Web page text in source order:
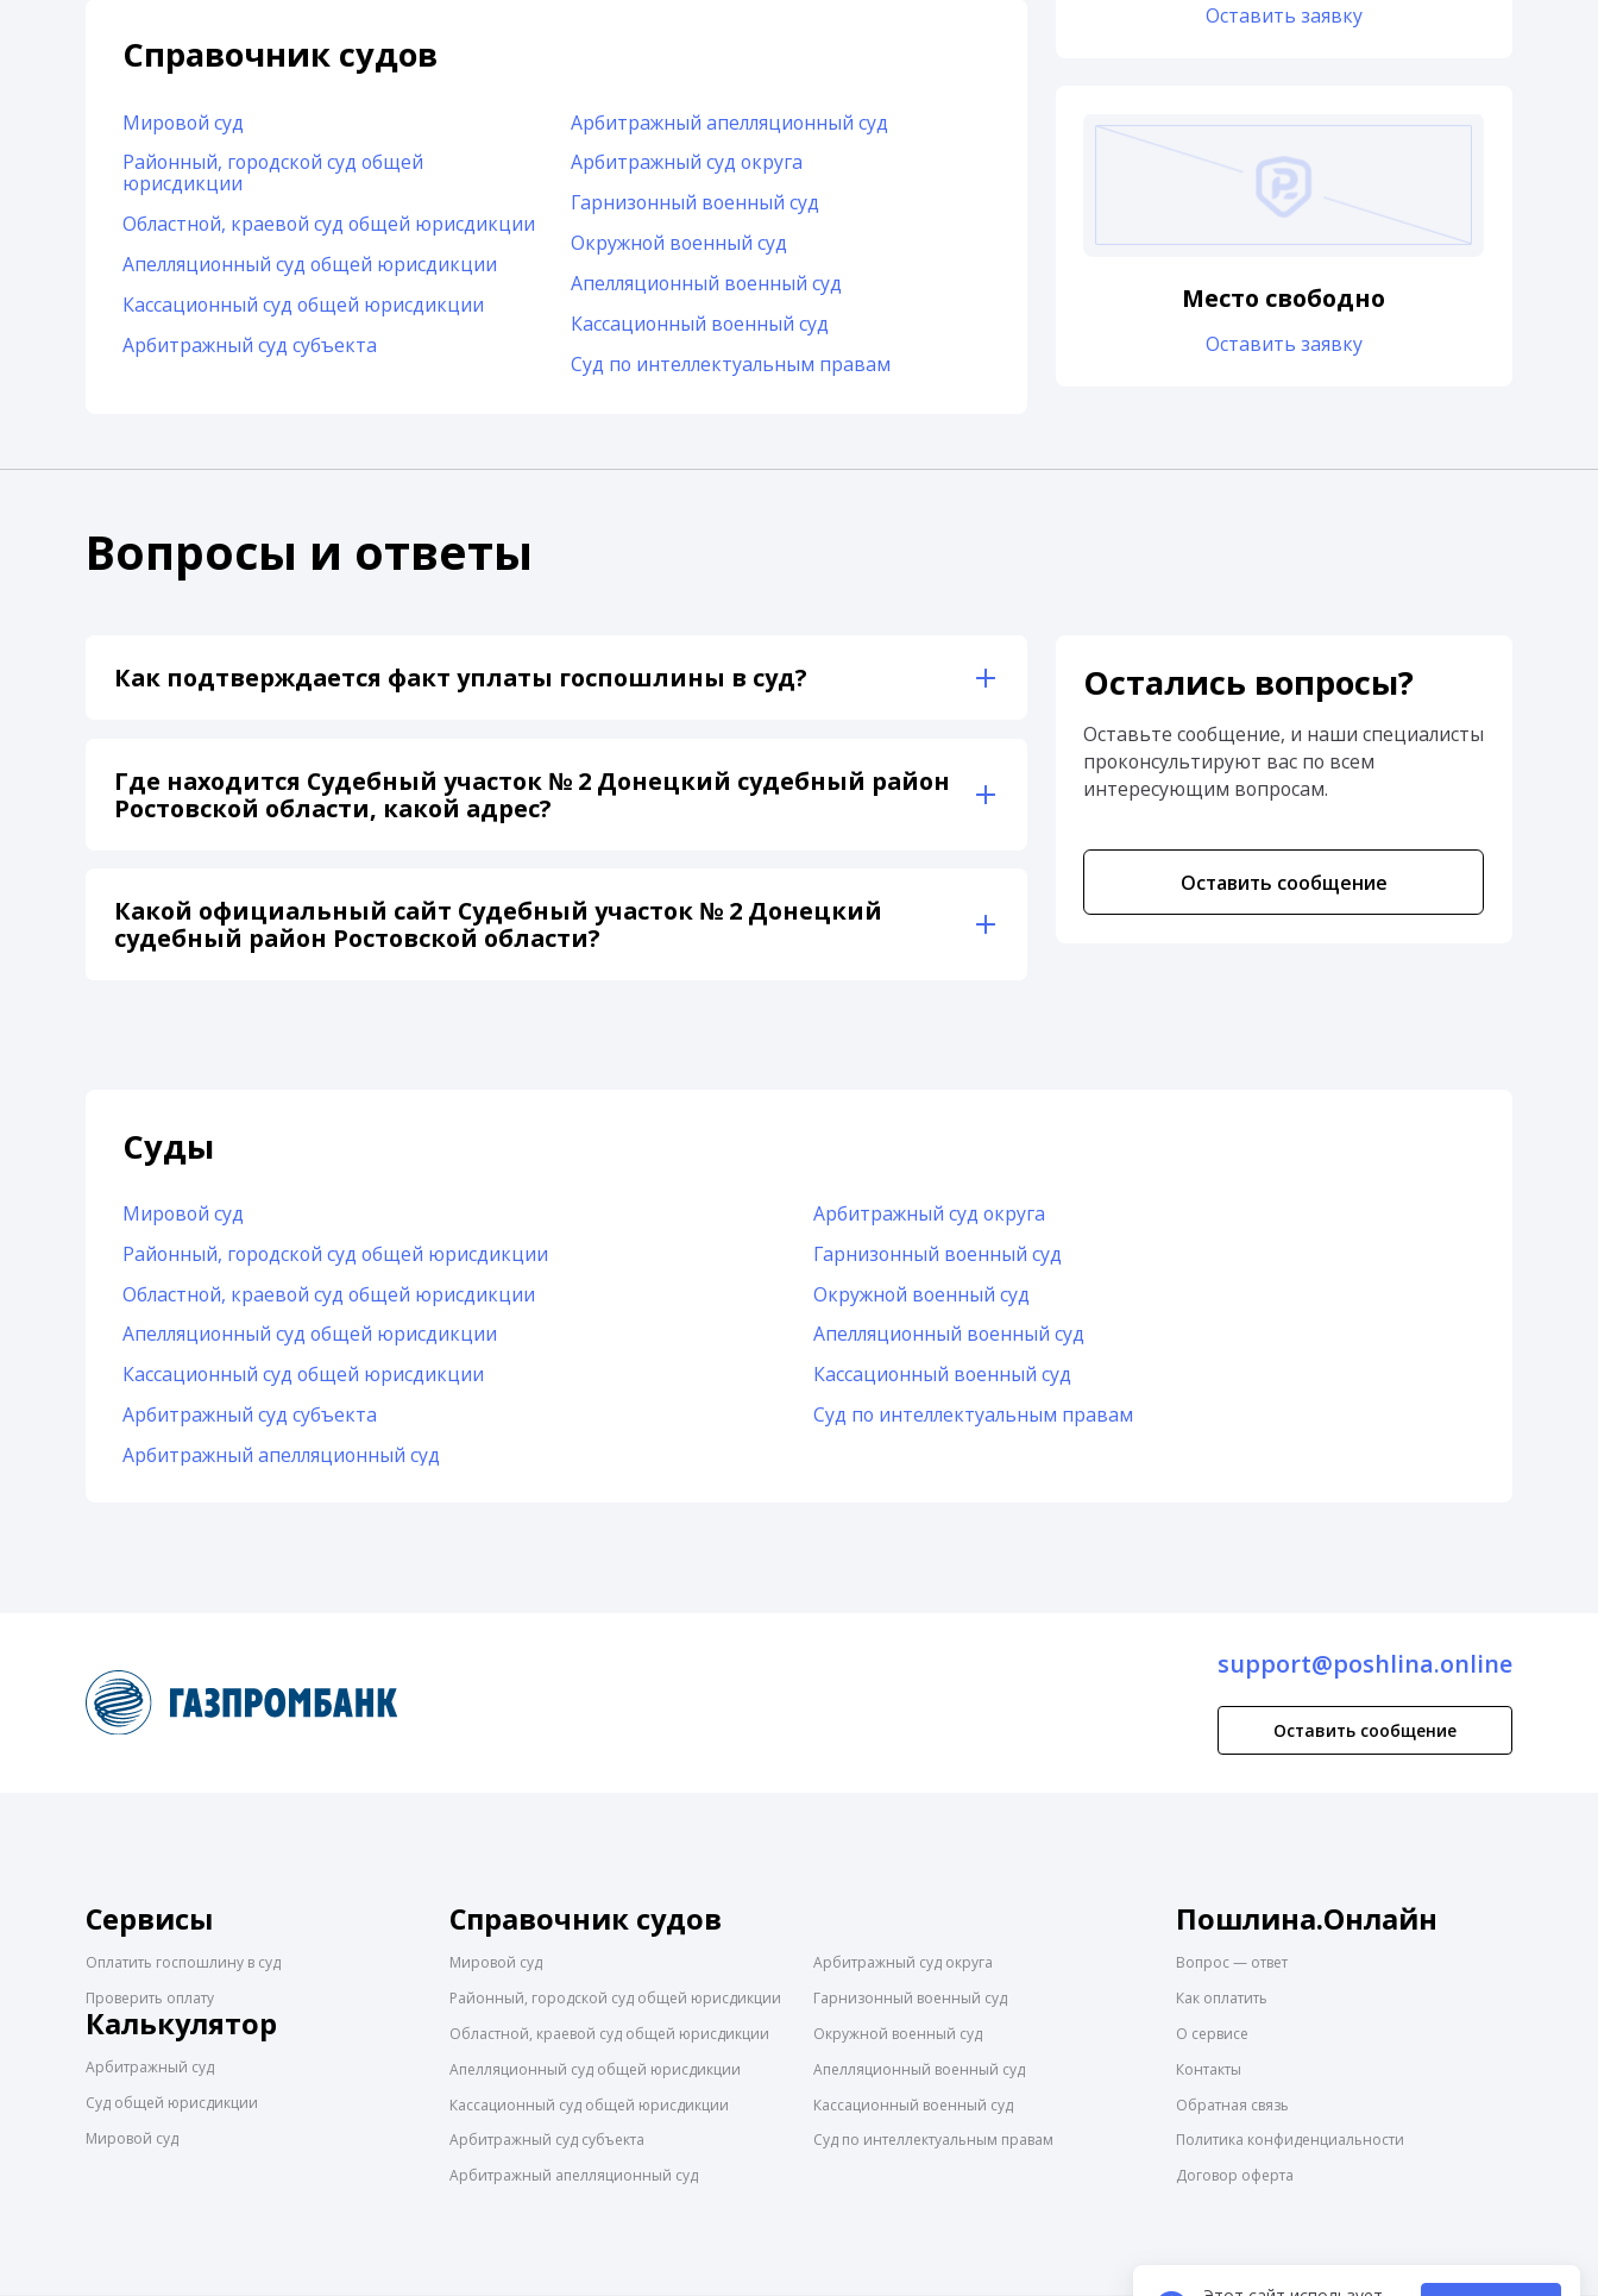
Справочник судов
Мировой суд
Районный, городской суд общей
юрисдикции
Областной, краевой суд общей юрисдикции
Апелляционный суд общей юрисдикции
Кассационный суд общей юрисдикции
Арбитражный суд субъекта
Арбитражный апелляционный суд
Арбитражный суд округа
Гарнизонный военный суд
Окружной военный суд
Апелляционный военный суд
Кассационный военный суд
Суд по интеллектуальным правам
Оставить заявку
Место свободно
Оставить заявку
Вопросы и ответы
Как подтверждается факт уплаты госпошлины в суд?
Где находится Судебный участок № 2 Донецкий судебный район
Ростовской области, какой адрес?
Какой официальный сайт Судебный участок № 2 Донецкий
судебный район Ростовской области?
Остались вопросы?
Оставьте сообщение, и наши специалисты
проконсультируют вас по всем
интересующим вопросам.
Оставить сообщение
Суды
Мировой суд
Районный, городской суд общей юрисдикции
Областной, краевой суд общей юрисдикции
Апелляционный суд общей юрисдикции
Кассационный суд общей юрисдикции
Арбитражный суд субъекта
Арбитражный апелляционный суд
Арбитражный суд округа
Гарнизонный военный суд
Окружной военный суд
Апелляционный военный суд
Кассационный военный суд
Суд по интеллектуальным правам
support@poshlina.online
Оставить сообщение
Сервисы
Оплатить госпошлину в суд
Проверить оплату
Калькулятор
Арбитражный суд
Суд общей юрисдикции
Мировой суд
Справочник судов
Мировой суд
Районный, городской суд общей юрисдикции
Областной, краевой суд общей юрисдикции
Апелляционный суд общей юрисдикции
Кассационный суд общей юрисдикции
Арбитражный суд субъекта
Арбитражный апелляционный суд
Арбитражный суд округа
Гарнизонный военный суд
Окружной военный суд
Апелляционный военный суд
Кассационный военный суд
Суд по интеллектуальным правам
Пошлина.Онлайн
Вопрос — ответ
Как оплатить
О сервисе
Контакты
Обратная связь
Политика конфиденциальности
Договор оферта